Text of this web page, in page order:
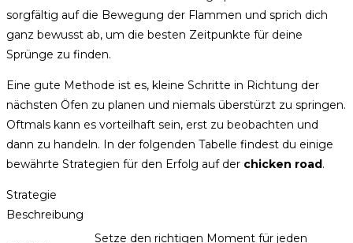
sorgfältig auf die Bewegung der Flammen und sprich dich
ganz bewusst ab, um die besten Zeitpunkte für deine
Sprünge zu finden.
Eine gute Methode ist es, kleine Schritte in Richtung der
nächsten Öfen zu planen und niemals überstürzt zu springen.
Oftmals kann es vorteilhaft sein, erst zu beobachten und
dann zu handeln. In der folgenden Tabelle findest du einige
bewährte Strategien für den Erfolg auf der chicken road.
Strategie
Beschreibung
Setze den richtigen Moment für jeden